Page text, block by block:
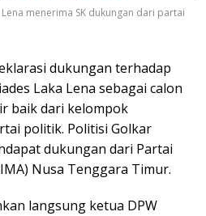
menerima SK dukungan dari partai
dukungan terhadap
Laka Lena sebagai calon
baik dari kelompok
politik. Politisi Golkar
dukungan dari Partai
Nusa Tenggara Timur.
langsung ketua DPW